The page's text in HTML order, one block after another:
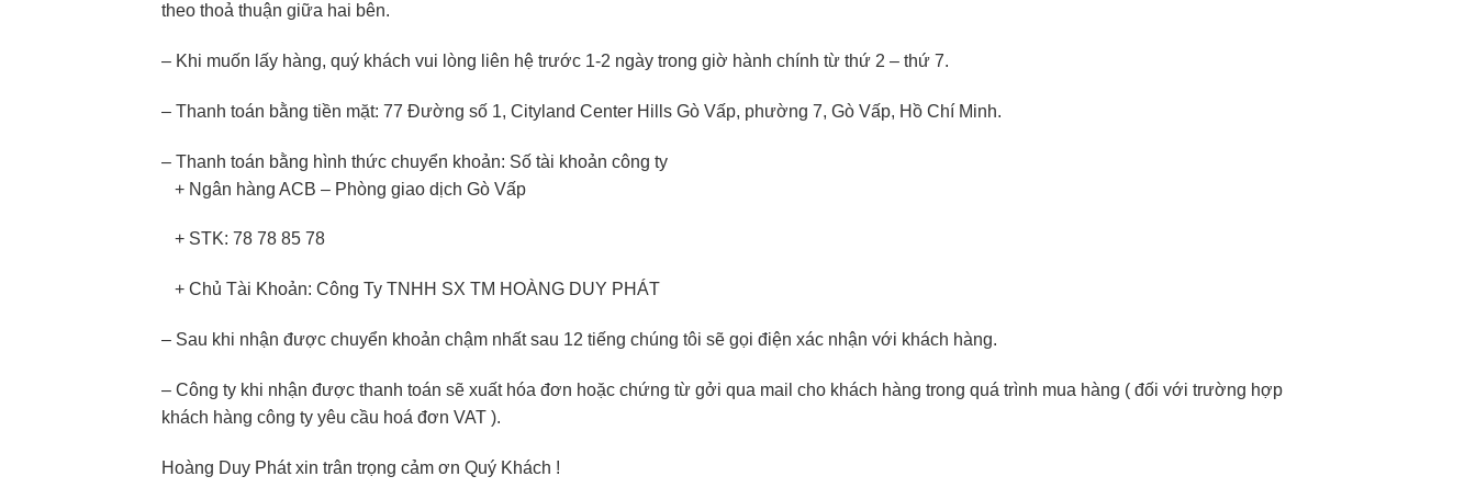
theo thoả thuận giữa hai bên.
– Khi muốn lấy hàng, quý khách vui lòng liên hệ trước 1-2 ngày trong giờ hành chính từ thứ 2 – thứ 7.
– Thanh toán bằng tiền mặt: 77 Đường số 1, Cityland Center Hills Gò Vấp, phường 7, Gò Vấp, Hồ Chí Minh.
– Thanh toán bằng hình thức chuyển khoản: Số tài khoản công ty
+ Ngân hàng ACB – Phòng giao dịch Gò Vấp
+ STK: 78 78 85 78
+ Chủ Tài Khoản: Công Ty TNHH SX TM HOÀNG DUY PHÁT
– Sau khi nhận được chuyển khoản chậm nhất sau 12 tiếng chúng tôi sẽ gọi điện xác nhận với khách hàng.
– Công ty khi nhận được thanh toán sẽ xuất hóa đơn hoặc chứng từ gởi qua mail cho khách hàng trong quá trình mua hàng ( đối với trường hợp
khách hàng công ty yêu cầu hoá đơn VAT ).
Hoàng Duy Phát xin trân trọng cảm ơn Quý Khách !